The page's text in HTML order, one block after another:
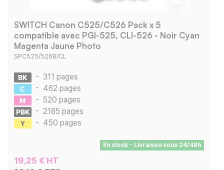
SWITCH Canon C525/C526 Pack x 5
compatible avec PGI-525, CLI-526 - Noir Cyan
Magenta Jaune Photo
SPC525/526B/CL
- 311 pages
- 462 pages
- 520 pages
- 2185 pages
- 450 pages
En stock - Livraison sous 24/48h
19,25 € HT